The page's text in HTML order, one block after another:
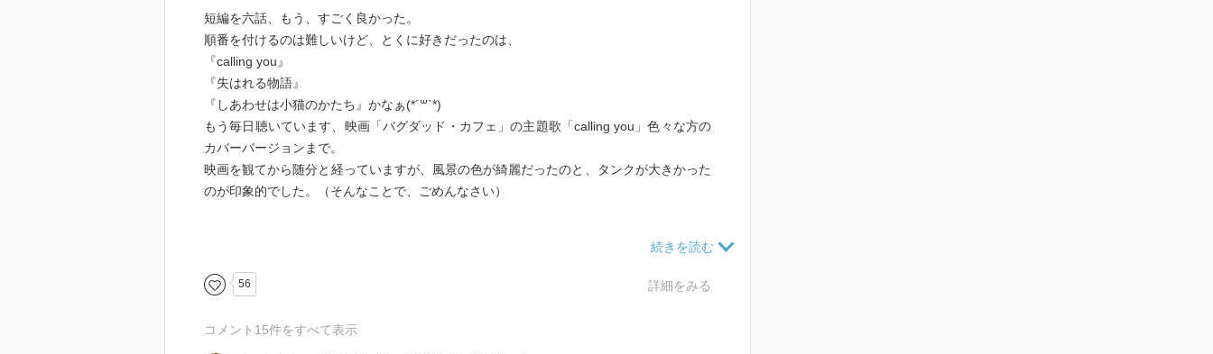
短編を六話、もう、すごく良かった。
順番を付けるのは難しいけど、とくに好きだったのは、
『calling you』
『失はれる物語』
『しあわせは小猫のかたち』かなぁ(*´꒳`*)
もう毎日聴いています、映画「バグダッド・カフェ」の主題歌「calling you」色々な方の
カバーバージョンまで。
映画を観てから随分と経っていますが、風景の色が綺麗だったのと、タンクが大きかった
のが印象的でした。（そんなことで、ごめんなさい）
誰かを想い道を選ぶ、そして前に進む…
ほとんどの登場人物が素敵でした。
こんなに短い短編で、一見不気味なのにクセになる不思議な世界観、強く切ない愛に読後
56 詳細をみる
コメント 15件をすべて表示